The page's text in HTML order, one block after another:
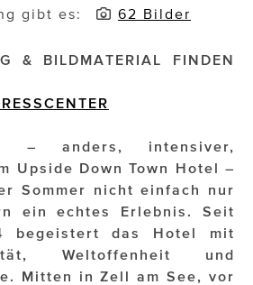
– NEW DIMENSIONS
gibt es: 62 Bilder
& BILDMATERIAL FINDEN
– anders, intensiver,
Upside Down Town Hotel –
Sommer nicht einfach nur
ein echtes Erlebnis. Seit
begeistert das Hotel mit
Weltoffenheit und
Mitten in Zell am See, vor